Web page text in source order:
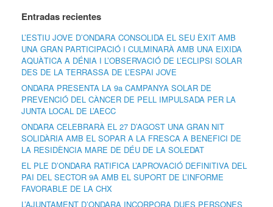
Entradas recientes
L’ESTIU JOVE D’ONDARA CONSOLIDA EL SEU ÈXIT AMB
UNA GRAN PARTICIPACIÓ I CULMINARÀ AMB UNA EIXIDA
AQUÀTICA A DÉNIA I L’OBSERVACIÓ DE L’ECLIPSI SOLAR
DES DE LA TERRASSA DE L’ESPAI JOVE
ONDARA PRESENTA LA 9a CAMPANYA SOLAR DE
PREVENCIÓ DEL CÀNCER DE PELL IMPULSADA PER LA
JUNTA LOCAL DE L’AECC
ONDARA CELEBRARÀ EL 27 D’AGOST UNA GRAN NIT
SOLIDÀRIA AMB EL SOPAR A LA FRESCA A BENEFICI DE
LA RESIDÈNCIA MARE DE DÉU DE LA SOLEDAT
EL PLE D’ONDARA RATIFICA L’APROVACIÓ DEFINITIVA DEL
PAI DEL SECTOR 9A AMB EL SUPORT DE L’INFORME
FAVORABLE DE LA CHX
L’AJUNTAMENT D’ONDARA INCORPORA DUES PERSONES